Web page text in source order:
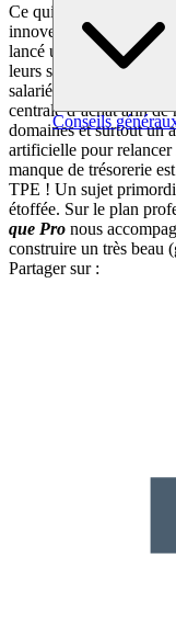
Conseils
Ce qui est plaisant, avec
innover. Je prends
lancé une marketplace
leurs services, un CSE
salariés, un outil pour
centrale d’achat afin
domaines et surtout un
artificielle pour relancer
manque de trésorerie
TPE ! Un sujet
étoffée. Sur le plan
que Pro nous
construire un très beau
Partager sur :